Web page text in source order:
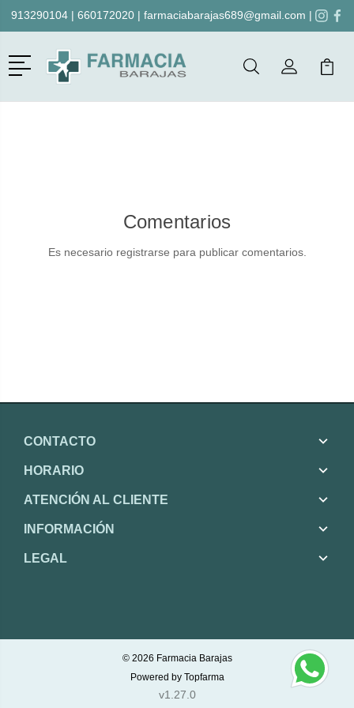
913290104| 660172020| farmaciabarajas689@gmail.com |
Menú
BuscarMi Cuenta
Mi
Comentarios
Es necesario registrarse para publicar comentarios.
CONTACTO
HORARIO
ATENCIÓN AL CLIENTE
INFORMACIÓN
LEGAL
© 2026 Farmacia Barajas
Powered by Topfarma
v1.27.0